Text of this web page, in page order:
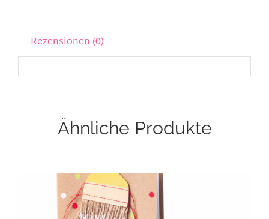
Rezensionen (0)
Ähnliche Produkte